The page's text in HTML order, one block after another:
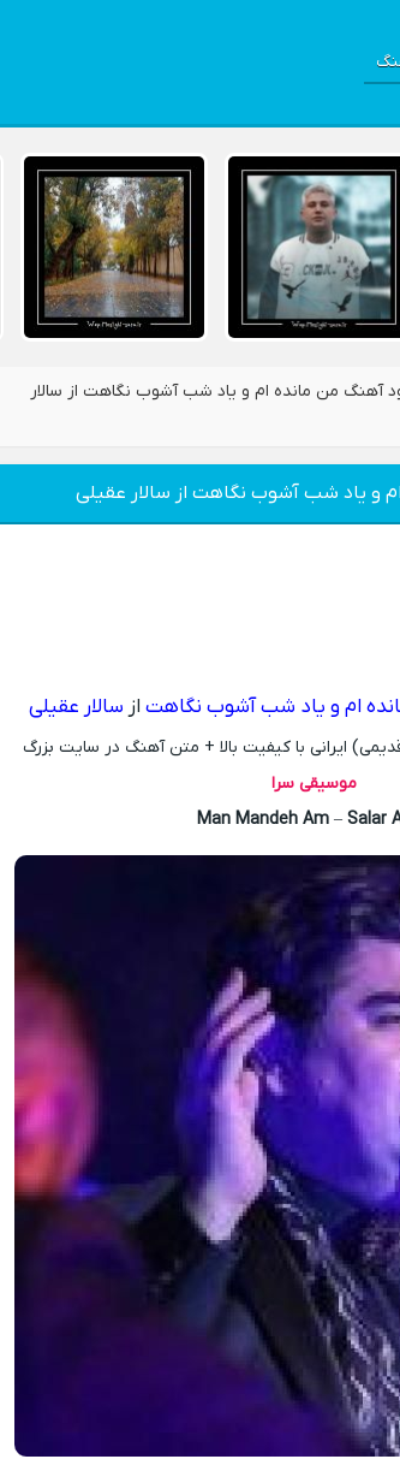
آهنگ من مانده ام و یاد شب آشوب نگاهت از سالار
و یاد شب آشوب نگاهت از سالار عقیلی
ام و یاد شب آشوب نگاهت از سالار عقیلی
ایرانی با کیفیت بالا + متن آهنگ در سایت بزرگ
موسیقی سرا
Man Mandeh Am– Salar